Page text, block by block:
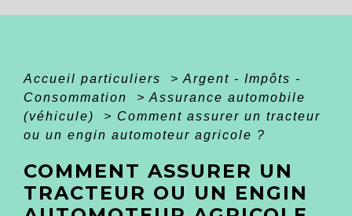
Accueil particuliers > Argent - Impôts -
Consommation
> Assurance automobile
(véhicule)
> Comment assurer un tracteur
ou un engin automoteur agricole ?
COMMENT ASSURER UN
TRACTEUR OU UN ENGIN